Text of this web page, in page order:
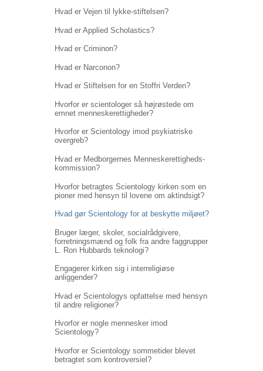
Hvad er Vejen til lykke-stiftelsen?
Hvad er Applied Scholastics?
Hvad er Criminon?
Hvad er Narconon?
Hvad er Stiftelsen for en Stoffri Verden?
Hvorfor er scientologer så højrøstede om
emnet menneskerettigheder?
Hvorfor er Scientology imod psykiatriske
overgreb?
Hvad er Medborgernes Menneskerettigheds­
kommission?
Hvorfor betragtes Scientology kirken som en
pioner med hensyn til lovene om aktindsigt?
Hvad gør Scientology for at beskytte miljøet?
Bruger læger, skoler, socialrådgivere,
forretningsmænd og folk fra andre faggrupper
L. Ron Hubbards teknologi?
Engagerer kirken sig i interreligiøse
anliggender?
Hvad er Scientologys opfattelse med hensyn
til andre religioner?
Hvorfor er nogle mennesker imod
Scientology?
Hvorfor er Scientology sommetider blevet
betragtet som kontroversiel?